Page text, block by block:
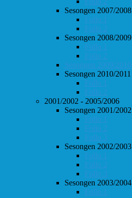
Sesongen 2007/2008
Follo 1
Follo 2
Sesongen 2008/2009
Follo 1
Follo 2
Sesongen 2009/2010
Sesongen 2010/2011
Follo 1
Follo 2
2001/2002 - 2005/2006
Sesongen 2001/2002
Follo 1
Follo 2
Follo 3
Sesongen 2002/2003
Follo 1
Follo 2
Follo 3
Sesongen 2003/2004
Follo 1